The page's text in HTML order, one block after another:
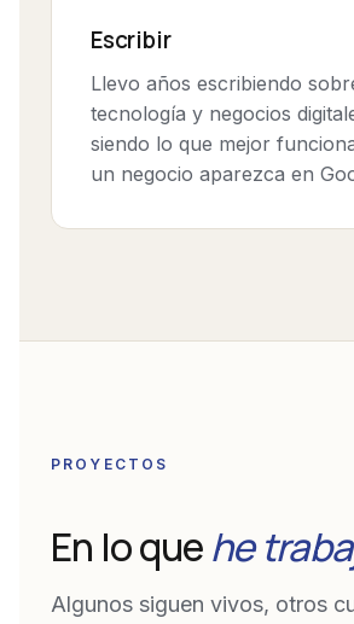
Escribir
Llevo años escribiendo
tecnología y negocios
siendo lo que mejor
un negocio aparezca en
PROYECTOS
En lo quehe
Algunos siguen vivos, otros